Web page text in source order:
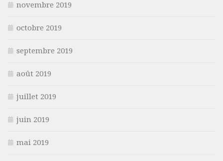
novembre 2019
octobre 2019
septembre 2019
août 2019
juillet 2019
juin 2019
mai 2019